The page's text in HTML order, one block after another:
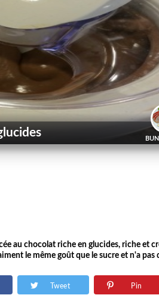
au chocolat riche en glucides, riche et
le même goût que le sucre et n'a
Tweet Pin